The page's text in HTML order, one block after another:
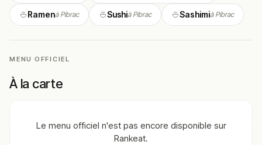
l’esthétique japonaise minimaliste. L’atmosphère est
feutrée et élégante, idéale pour un dîner gastronomique
immerger le convive dans l’univers culinaire japonais.
Bastien, fondateur et chef de la maison, apporte à
se ressent dans chaque assiette. La note parfaite de 5/5
Ramenà Pibrac Sushià Pibrac Sashimià Pibrac
MENU OFFICIEL
À la carte
Le menu officiel n'est pas encore disponible sur
Rankeat.